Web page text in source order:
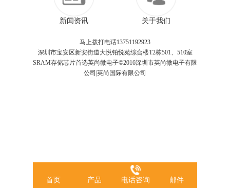
新闻资讯 关于我们
马上拨打电话13751192923
深圳市宝安区新安街道大悦铂悦苑综合楼T2栋501、510室
SRAM存储芯片首选英尚微电子©2016深圳市英尚微电子有限
公司|英尚国际有限公司
首页 产品 电话咨询 邮件